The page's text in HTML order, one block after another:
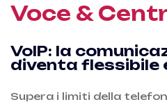
Voce &
VoIP: la
diventa flessibile
Supera i limiti della